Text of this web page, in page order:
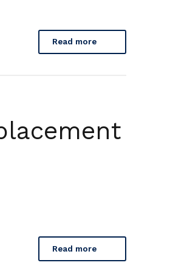
Read more
Read more